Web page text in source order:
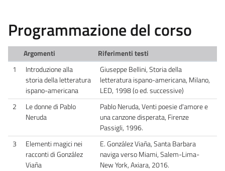
Programmazione del corso
Argomenti
Riferimenti testi
1
Introduzione alla
storia della letteratura
ispano-americana
Giuseppe Bellini, Storia della
letteratura ispano-americana, Milano,
LED, 1998 (o ed. successive)
2
Le donne di Pablo
Neruda
Pablo Neruda, Venti poesie d'amore e
una canzone disperata, Firenze
Passigli, 1996.
3
Elementi magici nei
racconti di González
Viaña
E. González Viaña, Santa Barbara
naviga verso Miami, Salem-Lima-
New York, Axiara, 2016.